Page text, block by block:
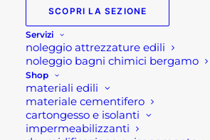
SCOPRI LA SEZIONE
Servizi
noleggio attrezzature edili
noleggio bagni chimici bergamo
Shop
materiali edili
materiale cementifero
cartongesso e isolanti
impermeabilizzanti